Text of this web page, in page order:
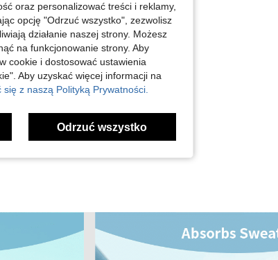
oraz personalizować treści i reklamy,
opcję "Odrzuć wszystko", zezwolisz
działanie naszej strony. Możesz
na funkcjonowanie strony. Aby
cookie i dostosować ustawienia
Aby uzyskać więcej informacji na
z naszą Polityką Prywatności.
Odrzuć wszystko